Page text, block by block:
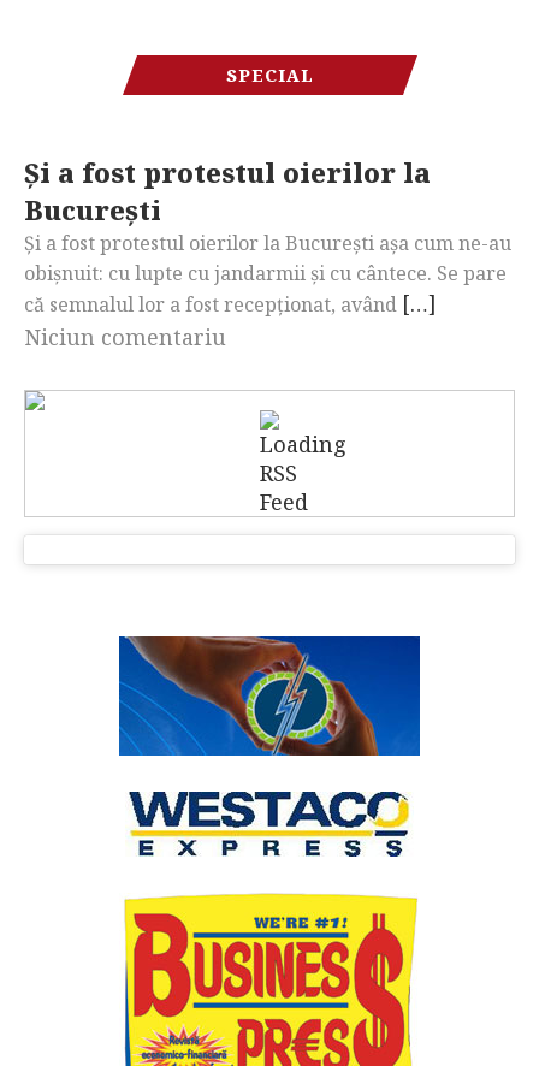
SPECIAL
Și a fost protestul oierilor la
București
Și a fost protestul oierilor la București așa cum ne-au
obișnuit: cu lupte cu jandarmii și cu cântece. Se pare
că semnalul lor a fost recepționat, având […]
Niciun comentariu